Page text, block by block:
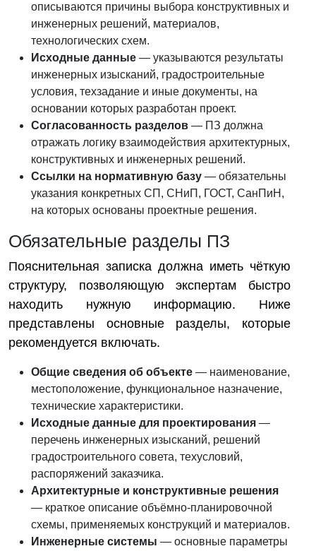
описываются причины выбора конструктивных и
инженерных решений, материалов,
технологических схем.
Исходные данные — указываются результаты
инженерных изысканий, градостроительные
условия, техзадание и иные документы, на
основании которых разработан проект.
Согласованность разделов — ПЗ должна
отражать логику взаимодействия архитектурных,
конструктивных и инженерных решений.
Ссылки на нормативную базу — обязательны
указания конкретных СП, СНиП, ГОСТ, СанПиН,
на которых основаны проектные решения.
Обязательные разделы ПЗ
Пояснительная записка должна иметь чёткую
структуру, позволяющую экспертам быстро
находить нужную информацию. Ниже
представлены основные разделы, которые
рекомендуется включать.
Общие сведения об объекте — наименование,
местоположение, функциональное назначение,
технические характеристики.
Исходные данные для проектирования —
перечень инженерных изысканий, решений
градостроительного совета, техусловий,
распоряжений заказчика.
Архитектурные и конструктивные решения
— краткое описание объёмно-планировочной
схемы, применяемых конструкций и материалов.
Инженерные системы — основные параметры